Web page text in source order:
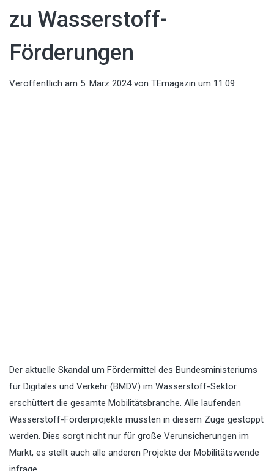
zu Wasserstoff-
Förderungen
Veröffentlich am 5. März 2024von TEmagazin um 11:09
Der aktuelle Skandal um Fördermittel des Bundesministeriums
für Digitales und Verkehr (BMDV) im Wasserstoff-Sektor
erschüttert die gesamte Mobilitätsbranche. Alle laufenden
Wasserstoff-Förderprojekte mussten in diesem Zuge gestoppt
werden. Dies sorgt nicht nur für große Verunsicherungen im
Markt, es stellt auch alle anderen Projekte der Mobilitätswende